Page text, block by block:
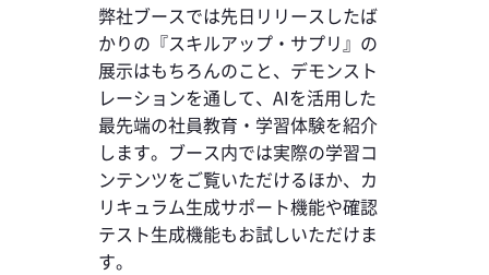
弊社ブースでは先日リリースしたば
かりの『スキルアップ・サプリ』の
展示はもちろんのこと、デモンスト
レーションを通して、AIを活用した
最先端の社員教育・学習体験を紹介
します。ブース内では実際の学習コ
ンテンツをご覧いただけるほか、カ
リキュラム生成サポート機能や確認
テスト生成機能もお試しいただけま
す。